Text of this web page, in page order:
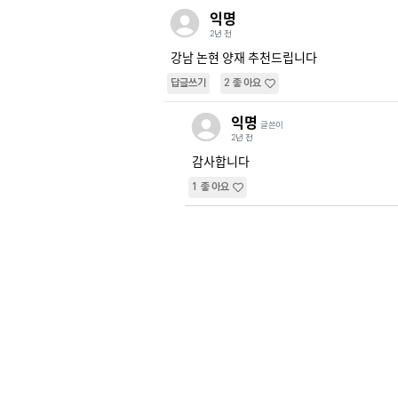
익명
2년 전
강남 논현 양재 추천드립니다
답글쓰기 2 좋아요
익명 글쓴이
2년 전
감사합니다
1 좋아요